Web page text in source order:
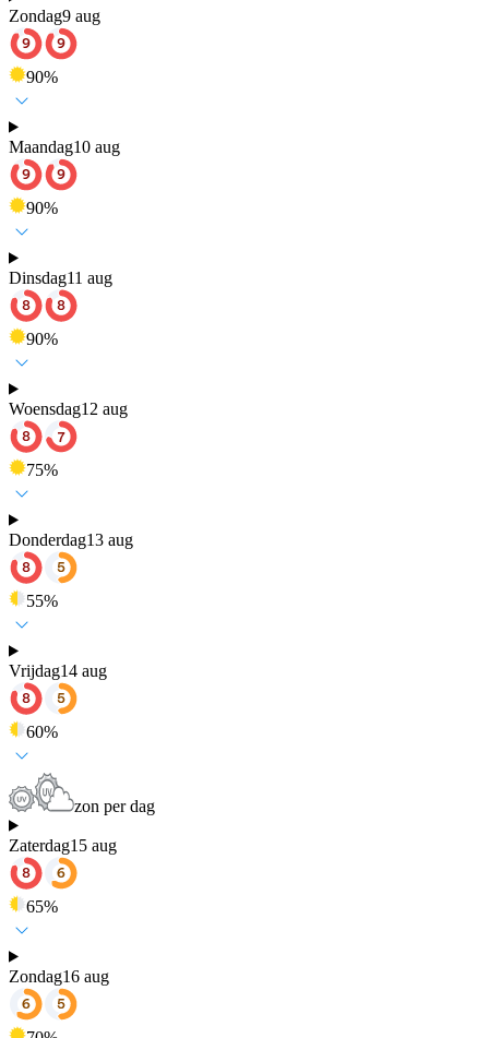
Zondag9 aug
90%
Maandag10 aug
90%
Dinsdag11 aug
90%
Woensdag12 aug
75%
Donderdag13 aug
55%
Vrijdag14 aug
60%
zon per dag
Zaterdag15 aug
65%
Zondag16 aug